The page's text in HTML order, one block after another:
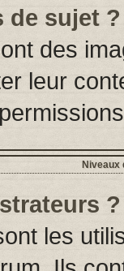
de sujet ?
des
leur
Niveaux
?
les